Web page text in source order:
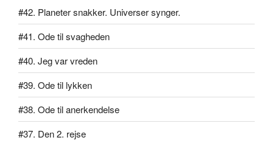
#42. Planeter snakker. Universer synger.
#41. Ode til svagheden
#40. Jeg var vreden
#39. Ode til lykken
#38. Ode til anerkendelse
#37. Den 2. rejse